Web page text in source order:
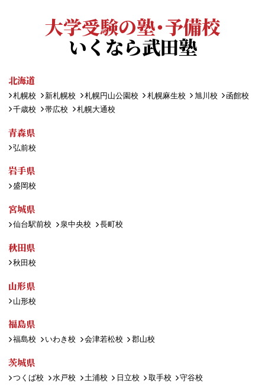
大学受験の塾・予備校
いくなら武田塾
北海道
札幌校 新札幌校 札幌円山公園校 札幌麻生校 旭川校
函館校
千歳校
帯広校 札幌大通校
青森県
弘前校
岩手県
盛岡校
宮城県
仙台駅前校 泉中央校 長町校
秋田県
秋田校
山形県
山形校
福島県
福島校 いわき校 会津若松校 郡山校
茨城県
つくば校 水戸校 土浦校 日立校 取手校
守谷校